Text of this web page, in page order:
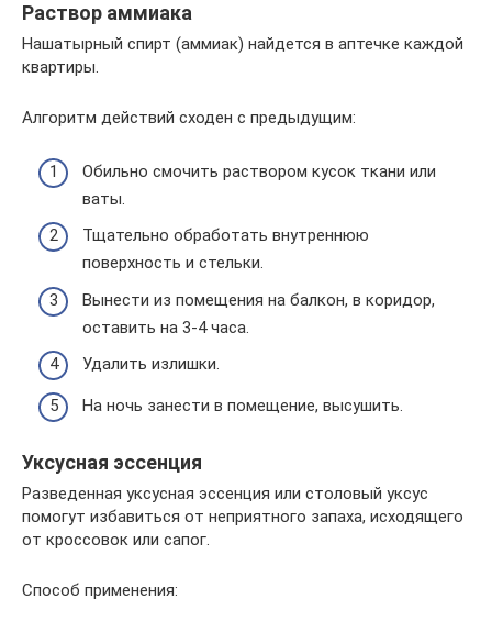
Раствор аммиака
Нашатырный спирт (аммиак) найдется в аптечке каждой
квартиры.
Алгоритм действий сходен с предыдущим:
Обильно смочить раствором кусок ткани или
ваты.
Тщательно обработать внутреннюю
поверхность и стельки.
Вынести из помещения на балкон, в коридор,
оставить на 3-4 часа.
Удалить излишки.
На ночь занести в помещение, высушить.
Уксусная эссенция
Разведенная уксусная эссенция или столовый уксус
помогут избавиться от неприятного запаха, исходящего
от кроссовок или сапог.
Способ применения: